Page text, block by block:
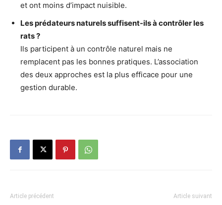
et ont moins d’impact nuisible.
Les prédateurs naturels suffisent-ils à contrôler les
rats ?
Ils participent à un contrôle naturel mais ne
remplacent pas les bonnes pratiques. L’association
des deux approches est la plus efficace pour une
gestion durable.
Article précédent Article suivant